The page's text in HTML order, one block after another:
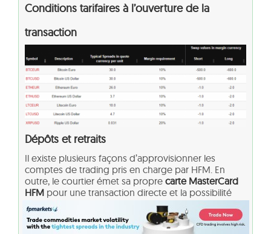
Conditions tarifaires à l’ouverture de la
transaction
Dépôts et retraits
Il existe plusieurs façons d’approvisionner les
comptes de trading pris en charge par HFM. En
outre, le courtier émet sa propre carte MasterCard
HFM pour une transaction directe et la possibilité
d’effectuer des paiements en ligne sécurisés.
Méthodes de financement HFM : nous avons obtenu la